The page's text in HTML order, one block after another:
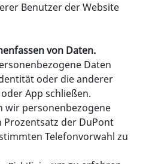
Benutzer der Website
von Daten.
Daten
oder die anderer
App schließen.
wir personenbezogene
Prozentsatz der DuPont
Telefonvorwahl zu